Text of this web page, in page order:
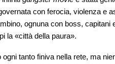
con ferocia, violenza e
ognuna con boss, capitani
la «città della paura».
tanto finiva nella rete, ma